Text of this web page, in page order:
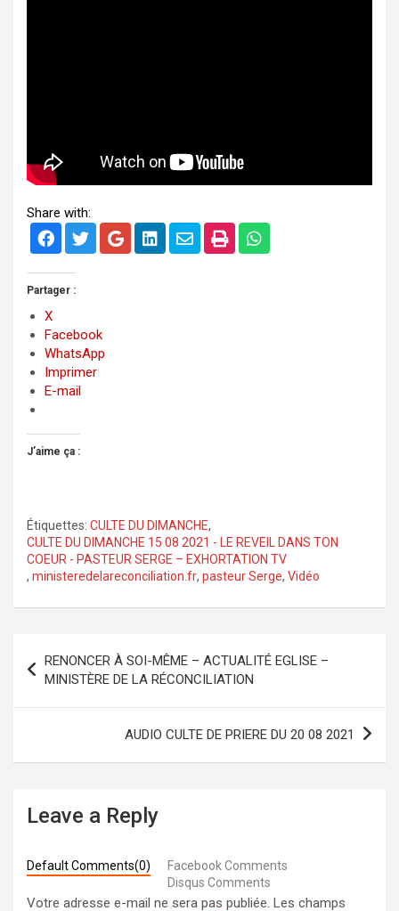
Share with:
Partager :
X
Facebook
WhatsApp
Imprimer
E-mail
J’aime ça :
Étiquettes: CULTE DU DIMANCHE,
CULTE DU DIMANCHE 15 08 2021 - LE REVEIL DANS TON
COEUR - PASTEUR SERGE – EXHORTATION TV
, ministeredelareconciliation.fr, pasteur Serge, Vidéo
Navigation
de
l’article
RENONCER À SOI-MÊME – ACTUALITÉ EGLISE –
MINISTÈRE DE LA RÉCONCILIATION
AUDIO CULTE DE PRIERE DU 20 08 2021
Leave a Reply
Default Comments(0)
Facebook Comments
Disqus Comments
Votre adresse e-mail ne sera pas publiée. Les champs